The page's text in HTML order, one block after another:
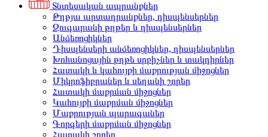
Տնտեսական ապրանքներ
Թղթյա արտադրանքներ, դիսպենսերներ
Զուգարանի թղթեր և դիսպենսերներ
Անձեռոցիկներ
Դիսպենսերի անձեռոցիկներ, դիսպենսերներ
Խոհանոցային թղթե սրբիչներ և տակդիրներ
Հատակի և կահույքի մաքրության միջոցներ
Միկրոֆիբրաներ և սեղանի շորեր
Հատակի մաքրման միջոցներ
Կահույքի մաքրման միջոցներ
Մաքրության պարագաներ
Գորգերի մաքրման միջոցներ
Հատակի շորեր